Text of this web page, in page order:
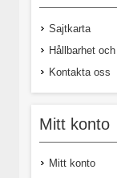
Sajtkarta
Hållbarhet
Kontakta oss
Mitt konto
Mitt konto